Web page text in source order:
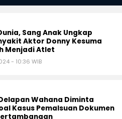
Sang Anak Ungkap
Aktor Donny Kesuma
Menjadi Atlet
- 10:36 WIB
Wahana Diminta
Kasus Pemalsuan Dokumen